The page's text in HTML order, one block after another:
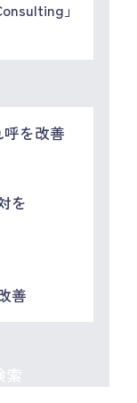
」
を改善
を
善
索